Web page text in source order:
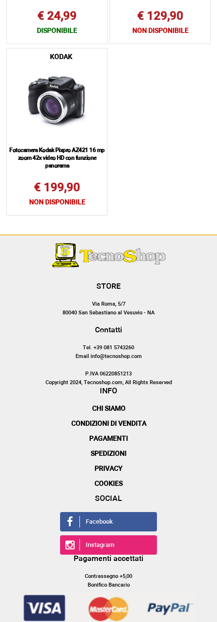
€ 24,99
DISPONIBILE
€ 129,90
NON DISPONIBILE
KODAK
Fotocamera Kodak Pixpro AZ421 16 mp
zoom 42x video HD con funzione
panorama
€ 199,90
NON DISPONIBILE
STORE
Via Roma, 5/7
80040 San Sebastiano al Vesuvio - NA
Contatti
Tel. +39 081 5743260
Email info@tecnoshop.com
P.IVA 06220851213
Copyright 2024, Tecnoshop.com, All Rights Reserved
INFO
CHI SIAMO
CONDIZIONI DI VENDITA
PAGAMENTI
SPEDIZIONI
PRIVACY
COOKIES
SOCIAL
Facebook
Instagram
Pagamenti accettati
Contrassegno +5,00
Bonifico Bancario